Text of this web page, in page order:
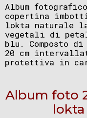
Album
copertina
lokta naturale
vegetali di
blu. Composto
20 cm
protettiva in
Album foto